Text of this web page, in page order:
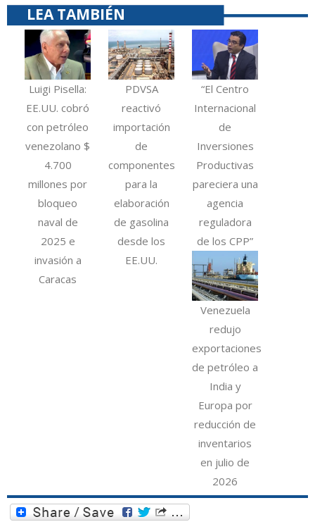
LEA TAMBIÉN
Luigi Pisella:
EE.UU. cobró
con petróleo
venezolano $
4.700
millones por
bloqueo
naval de
2025 e
invasión a
Caracas
PDVSA
reactivó
importación
de
componentes
para la
elaboración
de gasolina
desde los
EE.UU.
“El Centro
Internacional
de
Inversiones
Productivas
pareciera una
agencia
reguladora
de los CPP”
Venezuela
redujo
exportaciones
de petróleo a
India y
Europa por
reducción de
inventarios
en julio de
2026